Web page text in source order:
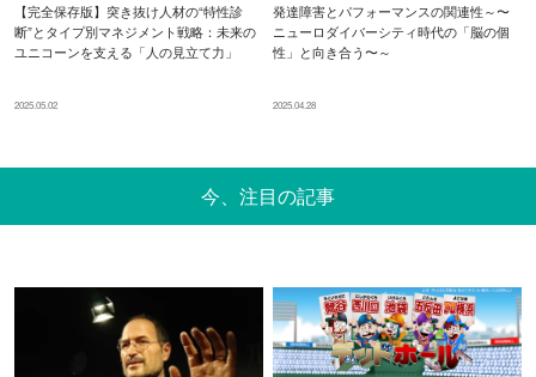
【完全保存版】突き抜け人材の“特性診
断”とタイプ別マネジメント戦略：未来の
ユニコーンを支える「人の見立て力」
2025.05.02
発達障害とパフォーマンスの関連性～〜
ニューロダイバーシティ時代の「脳の個
性」と向き合う〜～
2025.04.28
今、注目の記事